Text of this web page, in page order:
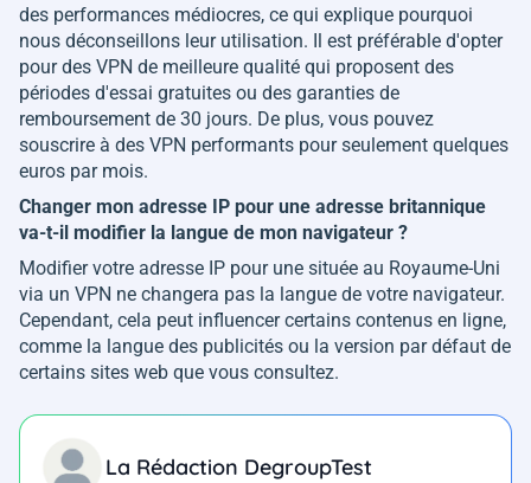
des performances médiocres, ce qui explique pourquoi
nous déconseillons leur utilisation. Il est préférable d'opter
pour des VPN de meilleure qualité qui proposent des
périodes d'essai gratuites ou des garanties de
remboursement de 30 jours. De plus, vous pouvez
souscrire à des VPN performants pour seulement quelques
euros par mois.
Changer mon adresse IP pour une adresse britannique
va-t-il modifier la langue de mon navigateur ?
Modifier votre adresse IP pour une située au Royaume-Uni
via un VPN ne changera pas la langue de votre navigateur.
Cependant, cela peut influencer certains contenus en ligne,
comme la langue des publicités ou la version par défaut de
certains sites web que vous consultez.
La Rédaction DegroupTest